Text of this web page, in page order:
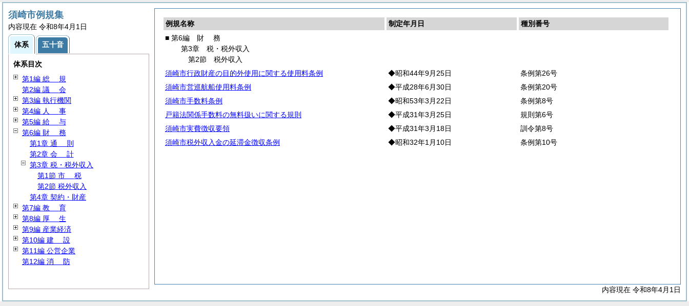
例規名称 制定年月日
種別番号
■ 第6編 財 務
第3章 税・税外収入
第2節 税外収入
須崎市行政財産の目的外使用に関する使用料条例
◆昭和44年9月25日
条例第26号
須崎市営巡航船使用料条例
◆平成28年6月30日
条例第20号
須崎市手数料条例
◆昭和53年3月22日
条例第8号
戸籍法関係手数料の無料扱いに関する規則
◆平成31年3月25日
規則第6号
須崎市実費徴収要領
◆平成31年3月18日
訓令第8号
須崎市税外収入金の延滞金徴収条例
◆昭和32年1月10日 条例第10号
内容現在 令和8年4月1日
須崎市例規集
内容現在 令和8年4月1日
体系 五十音
体系目次
第1編 総 規
第2編 議 会
第3編 執行機関
第4編 人 事
第5編 給 与
第6編 財 務
第1章 通 則
第2章 会 計
第3章 税・税外収入
第1節 市 税
第2節 税外収入
第4章 契約・財産
第7編 教 育
第8編 厚 生
第9編 産業経済
第10編 建 設
第11編 公営企業
第12編 消 防